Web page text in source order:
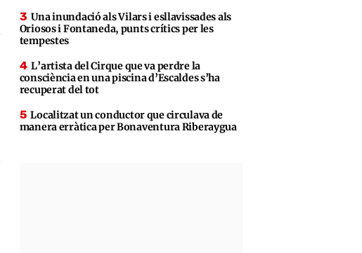
Una inundació als Vilars i esllavissades als
Oriosos i Fontaneda, punts crítics per les
tempestes
L’artista del Cirque que va perdre la
consciència en una piscina d’Escaldes s’ha
recuperat del tot
Localitzat un conductor que circulava de
manera erràtica per Bonaventura Riberaygua